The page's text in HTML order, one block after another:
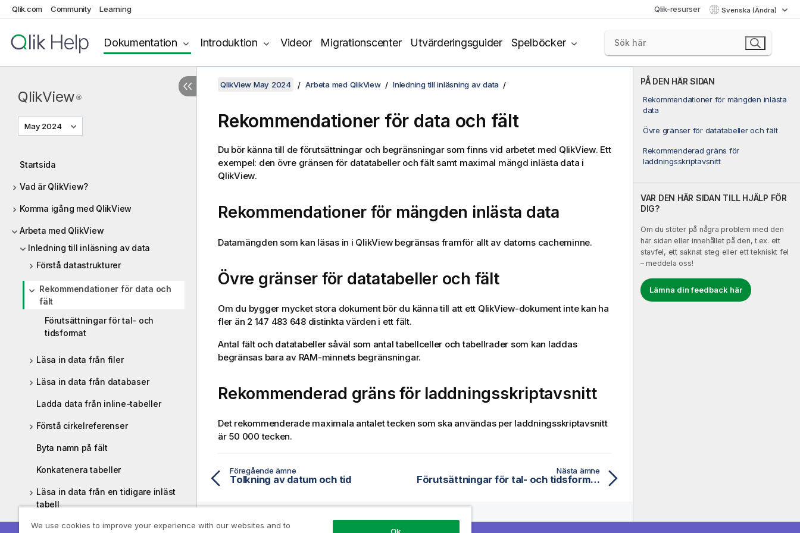
Qlik.com Community Learning Qlik-resurser Svenska (Ändra)
Dokumentation Introduktion Videor Migrationscenter Utvärderingsguider Spelböcker
QlikView ®
May 2024
Startsida
Vad är QlikView?
Komma igång med QlikView
Arbeta med QlikView
Inledning till inläsning av data
Förstå datastrukturer
Rekommendationer för data och
fält
Förutsättningar för tal- och
tidsformat
Läsa in data från filer
Läsa in data från databaser
Ladda data från inline-tabeller
Förstå cirkelreferenser
Byta namn på fält
Konkatenera tabeller
Läsa in data från en tidigare inläst
tabell
Partiell laddning
PÅ DEN HÄR SIDAN
Rekommendationer för mängden inlästa
data
Övre gränser för datatabeller och fält
Rekommenderad gräns för
laddningsskriptavsnitt
VAR DEN HÄR SIDAN TILL HJÄLP FÖR
DIG?
Om du stöter på några problem med den
här sidan eller innehållet på den, t.ex. ett
stavfel, ett saknat steg eller ett tekniskt fel
– meddela oss!
Lämna din feedback här
QlikView May 2024 Arbeta med QlikView Inledning till inläsning av data
Rekommendationer för data och fält
Du bör känna till de förutsättningar och begränsningar som finns vid arbetet med QlikView. Ett
exempel: den övre gränsen för datatabeller och fält samt maximal mängd inlästa data i
QlikView.
Rekommendationer för mängden inlästa data
Datamängden som kan läsas in i QlikViewbegränsas framför allt av datorns cacheminne.
Övre gränser för datatabeller och fält
Om du bygger mycket stora dokument bör du känna till att ett QlikView-dokument inte kan ha
fler än 2 147 483 648 distinkta värden i ett fält.
Antal fält och datatabeller såväl som antal tabellceller och tabellrader som kan laddas
begränsas bara av RAM-minnets begränsningar.
Rekommenderad gräns för laddningsskriptavsnitt
Det rekommenderade maximala antalet tecken som ska användas per laddningsskriptavsnitt
är 50 000 tecken.
Föregående ämne
Tolkning av datum och tid
Nästa ämne
Förutsättningar för tal- och tidsformat
We use cookies to improve your experience with our websites and to